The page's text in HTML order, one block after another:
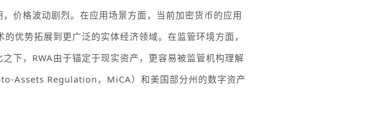
价格波动剧烈。在应用场景方面，当前加密货币的应用
的优势拓展到更广泛的实体经济领域。在监管环境方面，
下， RWA由于锚定于现实资产，更容易被监管机构理解
Assets Regulation ， MiCA）和美国部分州的数字资产